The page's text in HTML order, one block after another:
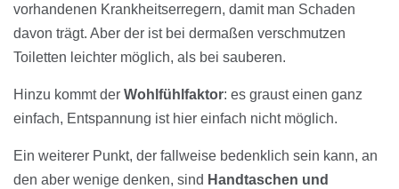
vorhandenen Krankheitserregern, damit man Schaden
davon trägt. Aber der ist bei dermaßen verschmutzen
Toiletten leichter möglich, als bei sauberen.
Hinzu kommt der Wohlfühlfaktor: es graust einen ganz
einfach, Entspannung ist hier einfach nicht möglich.
Ein weiterer Punkt, der fallweise bedenklich sein kann, an
den aber wenige denken, sind Handtaschen und